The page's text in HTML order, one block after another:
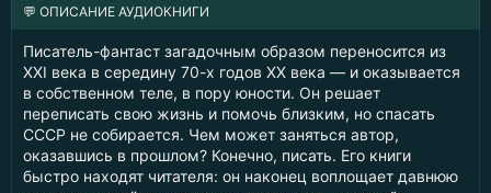
💬 ОПИСАНИЕ АУДИОКНИГИ
Писатель-фантаст загадочным образом переносится из
XXI века в середину 70-х годов XX века — и оказывается
в собственном теле, в пору юности. Он решает
переписать свою жизнь и помочь близким, но спасать
СССР не собирается. Чем может заняться автор,
оказавшись в прошлом? Конечно, писать. Его книги
быстро находят читателя: он наконец воплощает давнюю